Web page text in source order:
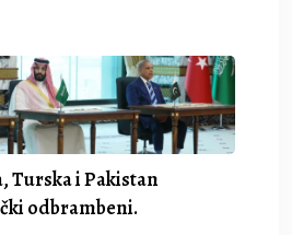
Turska i Pakistan
odbrambeni.